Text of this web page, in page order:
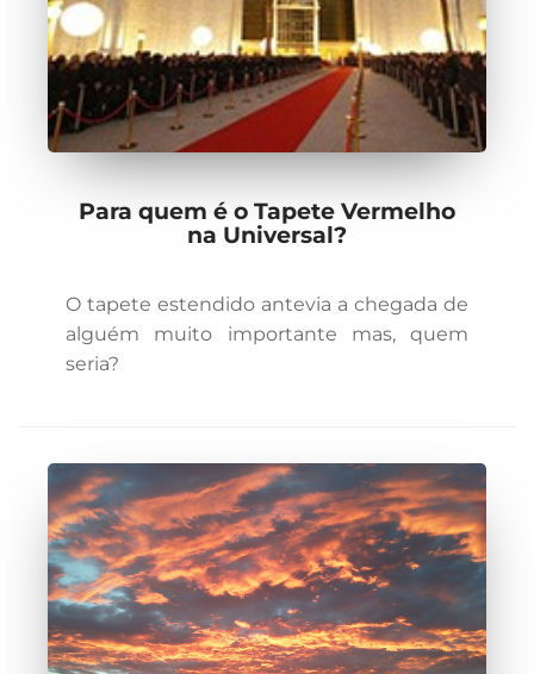
Para quem é o Tapete Vermelho
na Universal?
O tapete estendido antevia a chegada de
alguém muito importante mas, quem
seria?